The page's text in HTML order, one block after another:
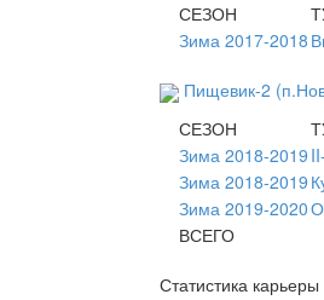
СЕЗОН
Зима 2017-2018
Пищевик-2
СЕЗОН
Зима 2018-2019
Зима 2018-2019
Зима 2019-2020
ВСЕГО
Статистика карьеры